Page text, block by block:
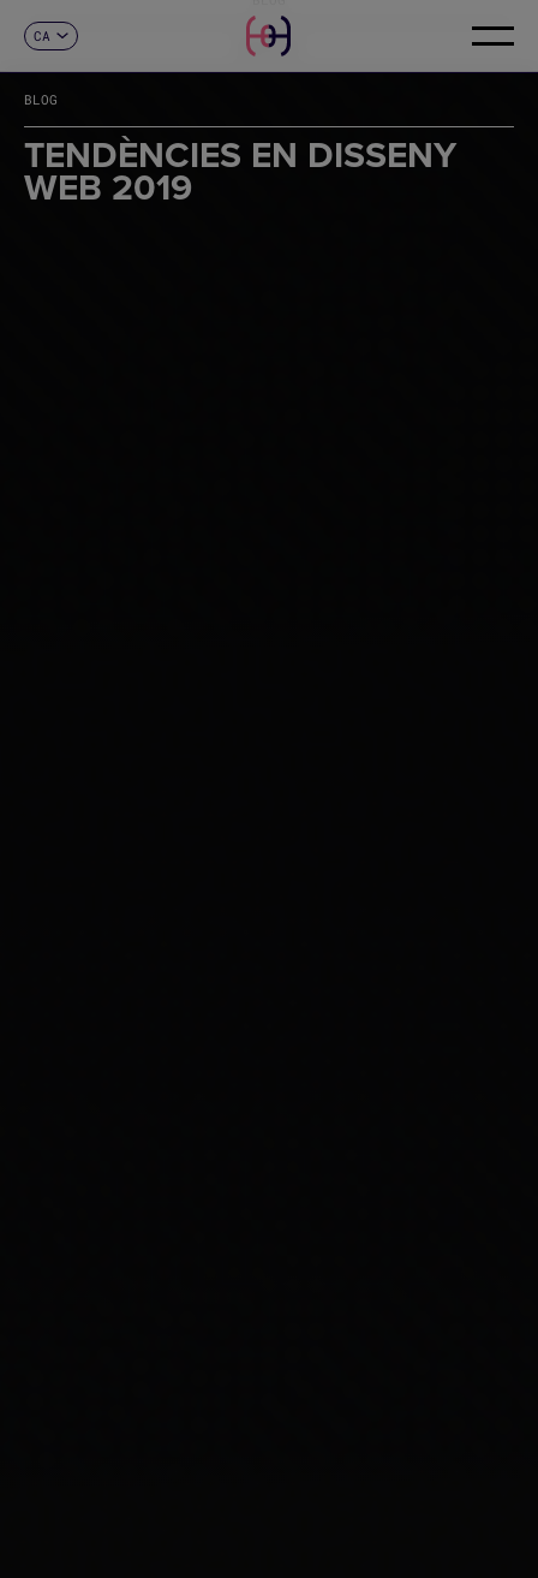
CA
FR
DE
IT
PT
CONTACTE
BLOG
TENDÈNCIES EN DISSENY
WEB 2019